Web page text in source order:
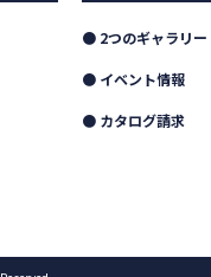
● 2つのギャラリー
● イベント情報
● カタログ請求